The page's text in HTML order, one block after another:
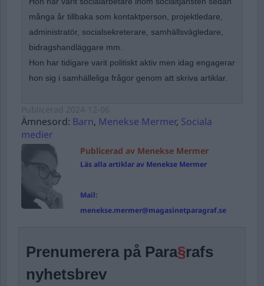
många år tillbaka som kontaktperson, projektledare,
administratör, socialsekreterare, samhällsvägledare,
bidragshandläggare mm.
Hon har tidigare varit politiskt aktiv men idag engagerar
hon sig i samhälleliga frågor genom att skriva artiklar.
Ämnesord: Barn, Menekse Mermer, Sociala
medier
Publicerad av Menekse Mermer
Läs alla artiklar av Menekse Mermer
Mail:
menekse.mermer@magasinetparagraf.se
Prenumerera på Para§rafs
nyhetsbrev